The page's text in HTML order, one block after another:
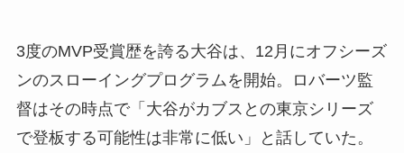
3度のMVP受賞歴を誇る大谷は、12月にオフシーズ
ンのスローイングプログラムを開始。ロバーツ監
督はその時点で「大谷がカブスとの東京シリーズ
で登板する可能性は非常に低い」と話していた。